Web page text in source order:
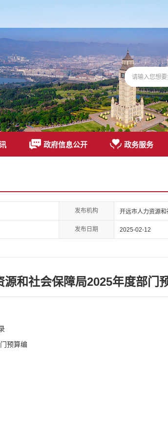
政府信息公开 政务服务
发布机构 开远市人力资源
发布日期 2025-02-12
源和社会保障局2025年度部门
预算编